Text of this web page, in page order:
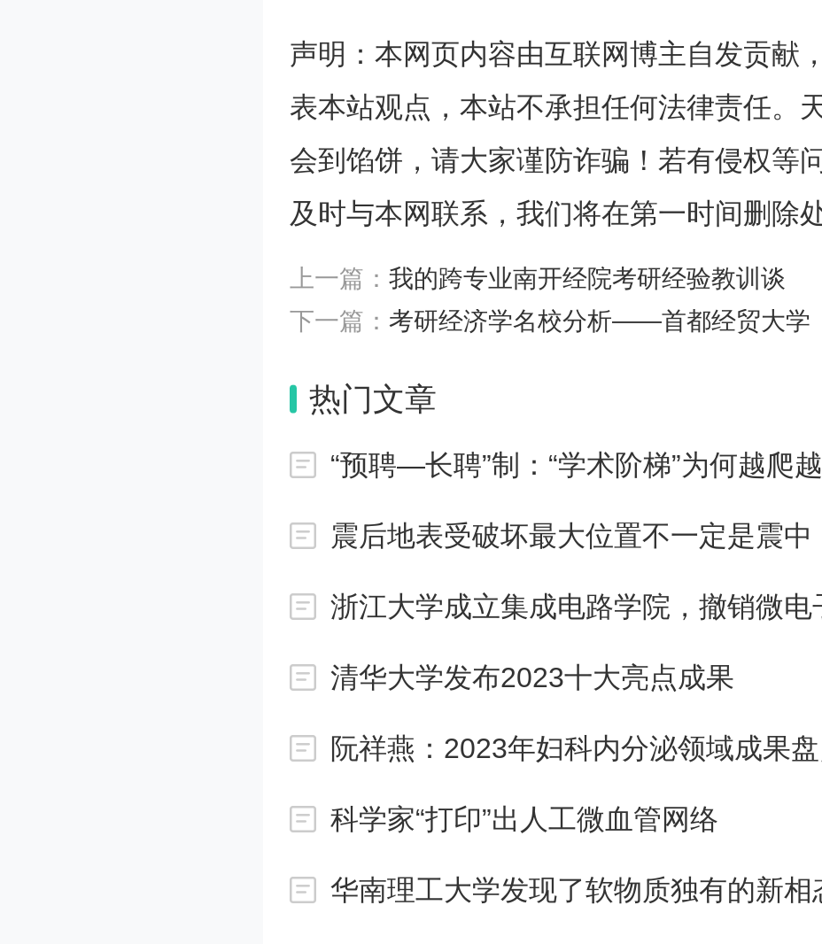
考时未曾实现的梦想。
然而，梦想是美好的，现实却是残酷
大一、大二的两年时间里，我忙着享受大
里自由而快乐的时光，大三紧张的专业学习
我没有多余的时间备考。等到大三下学期结
才幡然醒悟，匆匆忙忙地投入到考研大潮中
目标锁定在首都经贸大学行政管理专业。
右，一些热门专业，热门学校还足足高出A
家线40-50分。是放弃首都经贸大学的行
业。
目标已定，战斗的号角也开始吹响。我
声明：本网页内容由互联网博主自发贡献
表本站观点，本站不承担任何法律责任。
会到馅饼，请大家谨防诈骗！若有侵权等
及时与本网联系，我们将在第一时间删除处
上一篇： 我的跨专业南开经院考研经验教训谈
下一篇： 考研经济学名校分析——首都经贸大学
热门文章
“预聘—长聘”制：“学术阶梯”为何越爬
震后地表受破坏最大位置不一定是震中
浙江大学成立集成电路学院，撤销微电
清华大学发布2023十大亮点成果
阮祥燕：2023年妇科内分泌领域成果
科学家“打印”出人工微血管网络
华南理工大学发现了软物质独有的新相